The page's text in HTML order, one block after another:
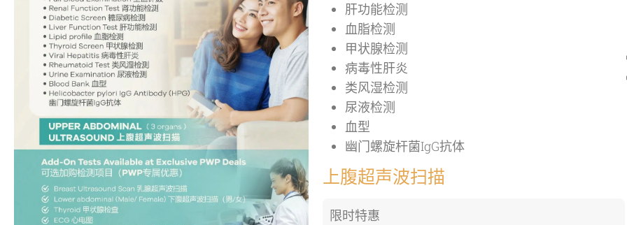
肝功能检测
血脂检测
甲状腺检测
病毒性肝炎
类风湿检测
尿液检测
血型
幽门螺旋杆菌IgG抗体
上腹超声波扫描
限时特惠